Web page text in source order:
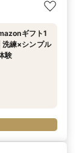
ギフト1
練×シンプル
験